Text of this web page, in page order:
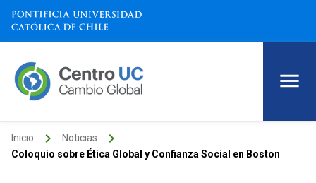
Inicio keyboard_arrow_right Noticias keyboard_arrow_right
Coloquio sobre Ética Global y Confianza Social en Boston